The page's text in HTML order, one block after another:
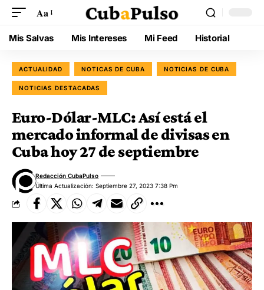
Aa
Mis Salvas Mis Intereses Mi Feed Historial
ACTUALIDAD NOTICAS DE CUBA NOTICIAS DE CUBA
NOTICIAS DESTACADAS
Euro-Dólar-MLC: Así está el
mercado informal de divisas en
Cuba hoy 27 de septiembre
Última Actualización: Septiembre 27, 2023 7:38 Pm
Redacción CubaPulso